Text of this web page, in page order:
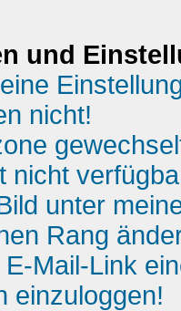
und
nicht!
nicht
unter
Rang
Mail-Link
einzuloggen!